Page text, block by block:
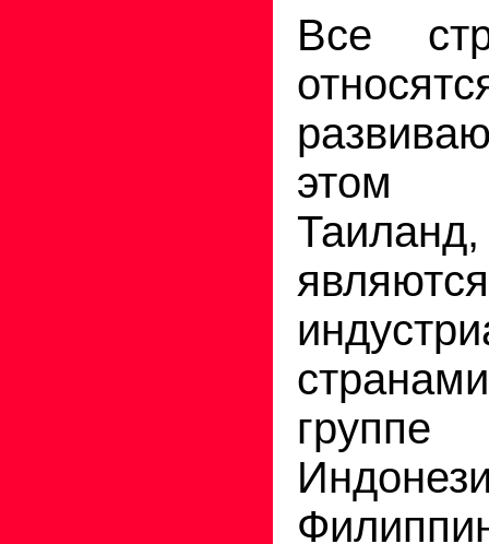
Все
этом